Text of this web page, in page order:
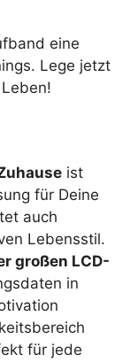
eine
Lege jetzt
ist
für Deine
auch
Lebensstil.
großen LCD-
in
für jede